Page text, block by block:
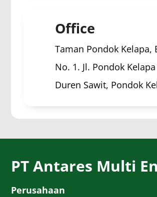
Office
Taman Pondok Kelapa,
No. 1. Jl. Pondok Kelapa
Duren Sawit, Pondok
PT Antares Multi
Perusahaan